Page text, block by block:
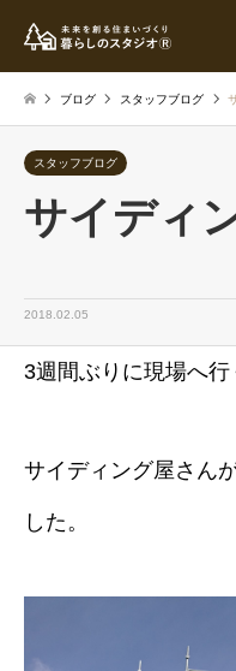
ブログ スタッフブログ
スタッフブログ
サイディ
2018.02.05
3週間ぶりに現場へ行
サイディング屋さん
した。